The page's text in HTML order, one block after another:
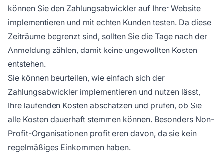
können Sie den Zahlungsabwickler auf Ihrer Website
implementieren und mit echten Kunden testen. Da diese
Zeiträume begrenzt sind, sollten Sie die Tage nach der
Anmeldung zählen, damit keine ungewollten Kosten
entstehen.
Sie können beurteilen, wie einfach sich der
Zahlungsabwickler implementieren und nutzen lässt,
Ihre laufenden Kosten abschätzen und prüfen, ob Sie
alle Kosten dauerhaft stemmen können. Besonders Non-
Profit-Organisationen profitieren davon, da sie kein
regelmäßiges Einkommen haben.